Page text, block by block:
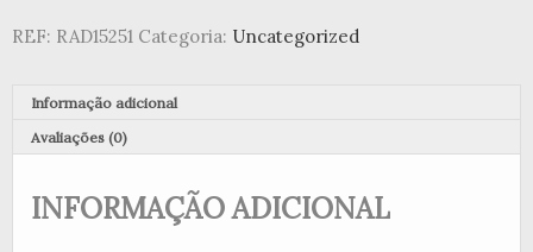
Circulos
REF: RAD15251 Categoria: Uncategorized
Informação adicional
Avaliações (0)
INFORMAÇÃO ADICIONAL